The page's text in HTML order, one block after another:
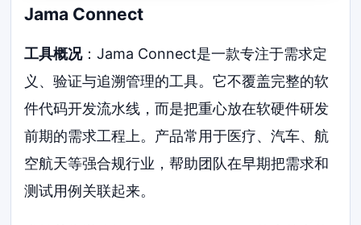
Jama Connect
工具概况：Jama Connect是一款专注于需求定
义、验证与追溯管理的工具。它不覆盖完整的软
件代码开发流水线，而是把重心放在软硬件研发
前期的需求工程上。产品常用于医疗、汽车、航
空航天等强合规行业，帮助团队在早期把需求和
测试用例关联起来。